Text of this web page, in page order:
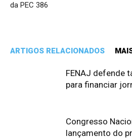
da PEC 386
ARTIGOS RELACIONADOS
FENAJ defende
para financiar
Congresso
lançamento do